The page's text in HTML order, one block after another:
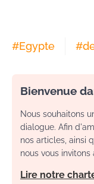
#Egypte #
Bienvenue
Nous souhaitons
dialogue. Afin
nos articles, ainsi
nous vous invitons
Lire notre